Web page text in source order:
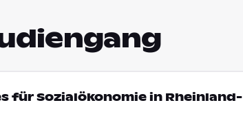
für Sozialökonomie in Rheinland-